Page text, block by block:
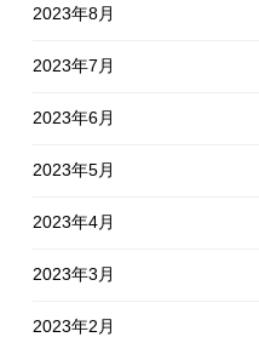
2023年8月
2023年7月
2023年6月
2023年5月
2023年4月
2023年3月
2023年2月